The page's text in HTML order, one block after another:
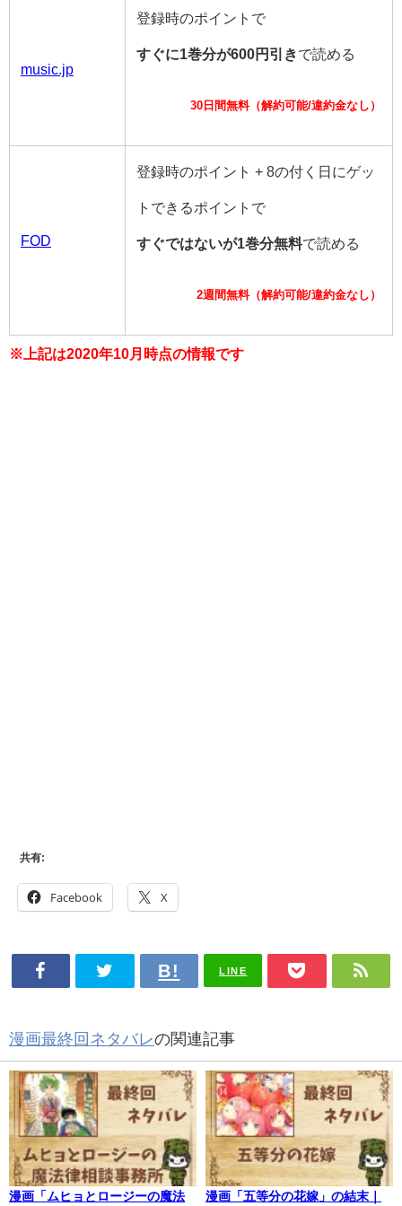
music.jp
登録時のポイントで
すぐに1巻分が600円引きで読める
30日間無料（解約可能/違約金なし）
FOD
登録時のポイント + 8の付く日にゲッ
トできるポイントで
すぐではないが1巻分無料で読める
2週間無料（解約可能/違約金なし）
※上記は2020年10月時点の情報です
共有:
Facebook X
LINE
漫画最終回ネタバレの関連記事
漫画「ムヒョとロージーの魔法 漫画「五等分の花嫁」の結末｜